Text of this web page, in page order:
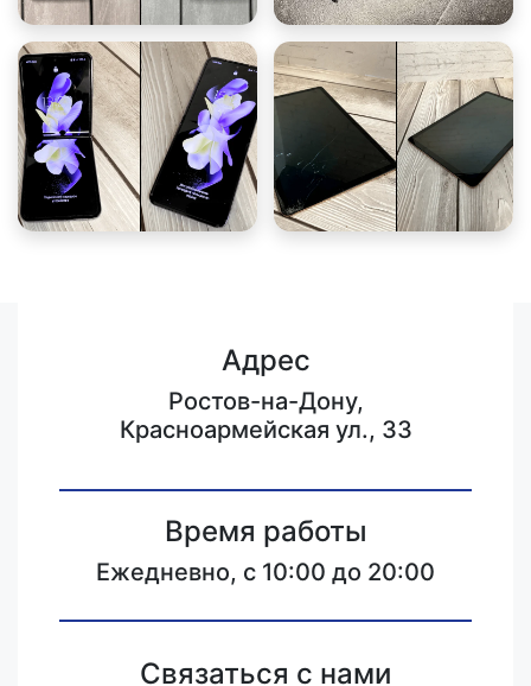
Адрес
Ростов-на-Дону,
Красноармейская ул., 33
Время работы
Ежедневно, с 10:00 до 20:00
Связаться с нами